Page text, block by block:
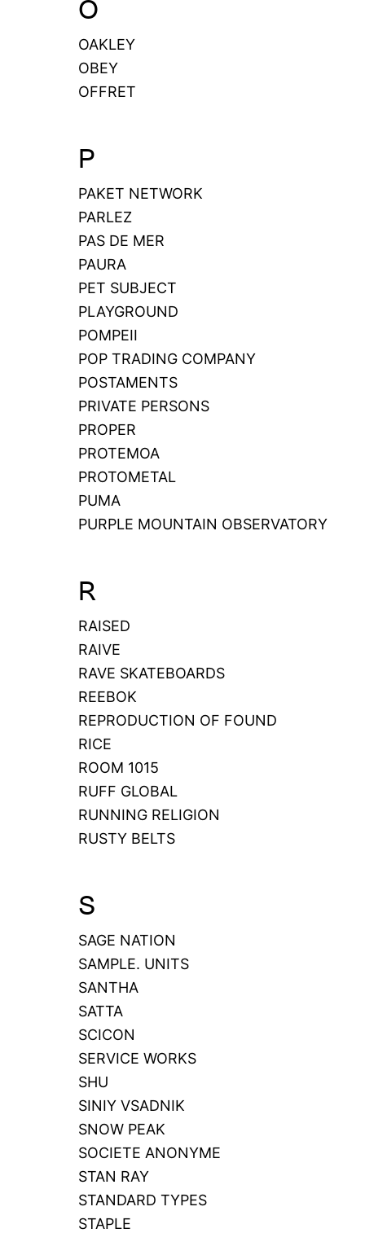
O
OAKLEY
OBEY
OFFRET
P
PAKET NETWORK
PARLEZ
PAS DE MER
PAURA
PET SUBJECT
PLAYGROUND
POMPEII
POP TRADING COMPANY
POSTAMENTS
PRIVATE PERSONS
PROPER
PROTEMOA
PROTOMETAL
PUMA
PURPLE MOUNTAIN OBSERVATORY
R
RAISED
RAIVE
RAVE SKATEBOARDS
REEBOK
REPRODUCTION OF FOUND
RICE
ROOM 1015
RUFF GLOBAL
RUNNING RELIGION
RUSTY BELTS
S
SAGE NATION
SAMPLE. UNITS
SANTHA
SATTA
SCICON
SERVICE WORKS
SHU
SINIY VSADNIK
SNOW PEAK
SOCIETE ANONYME
STAN RAY
STANDARD TYPES
STAPLE